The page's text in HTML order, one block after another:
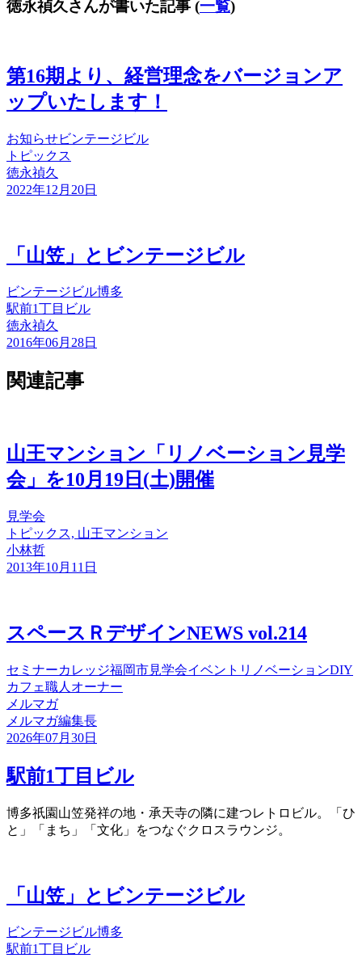
徳永禎久さんが書いた記事 (一覧)
第16期より、経営理念をバージョンア
ップいたします！
お知らせビンテージビル
トピックス
徳永禎久
2022年12月20日
「山笠」とビンテージビル
ビンテージビル博多
駅前1丁目ビル
徳永禎久
2016年06月28日
関連記事
山王マンション「リノベーション見学
会」を10月19日(土)開催
見学会
トピックス, 山王マンション
小林哲
2013年10月11日
スペースＲデザインNEWS vol.214
セミナーカレッジ福岡市見学会イベント リノベーションDIY
カフェ職人 オーナー
メルマガ
メルマガ編集長
2026年07月30日
駅前1丁目ビル
博多祇園山笠発祥の地・承天寺の隣に建つレトロビル。「ひ
と」「まち」「文化」をつなぐクロスラウンジ。
「山笠」とビンテージビル
ビンテージビル博多
駅前1丁目ビル